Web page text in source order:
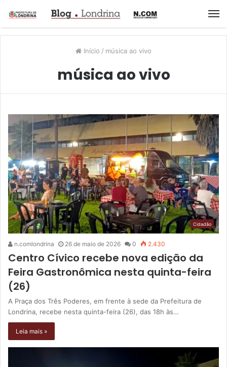
Início / música ao vivo
música ao vivo
Cidadão
n.comlondrina 26 de maio de 2026 0 2.430
Centro Cívico recebe nova edição da
Feira Gastronômica nesta quinta-feira
(26)
A Praça dos Três Poderes, em frente à sede da Prefeitura de
Londrina, recebe nesta quinta-feira (26), das 18h às…
Leia mais »